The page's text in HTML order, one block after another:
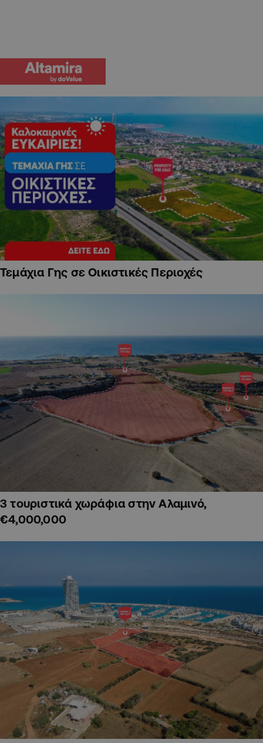
Τεμάχια Γης σε Οικιστικές Περιοχές
3 τουριστικά χωράφια στην Αλαμινό,
€4,000,000